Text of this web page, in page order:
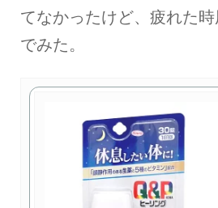
てなかったけど、疲れた
でみた。